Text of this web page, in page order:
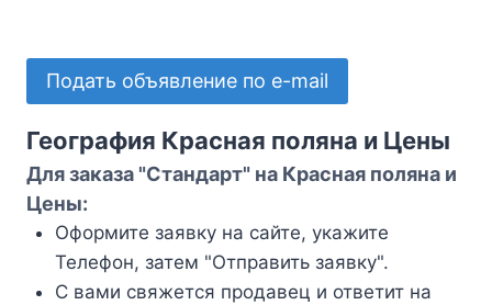
Подать объявление по e-mail
География Красная поляна и Цены
Для заказа "Стандарт" на Красная поляна и
Цены:
Оформите заявку на сайте, укажите
Телефон, затем "Отправить заявку".
С вами свяжется продавец и ответит на